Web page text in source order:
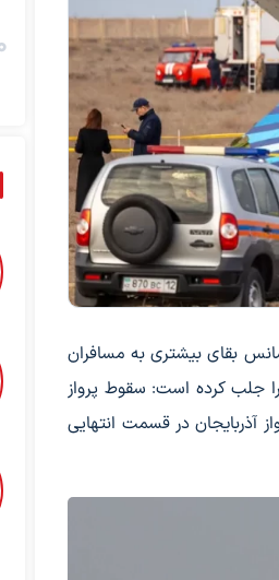
بقای بیشتری به مسافران
جلب کرده است: سقوط پرواز
پرواز آذربایجان در قسمت انتهایی